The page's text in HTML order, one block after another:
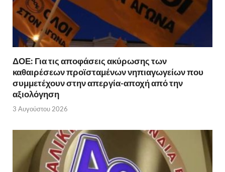
ΔΟΕ: Για τις αποφάσεις ακύρωσης των
καθαιρέσεων προϊσταμένων νηπιαγωγείων που
συμμετέχουν στην απεργία-αποχή από την
αξιολόγηση
3 Αυγούστου 2026